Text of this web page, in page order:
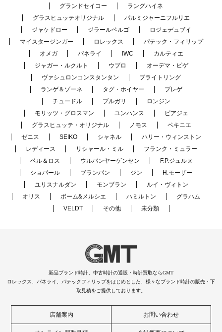
グランドセイコー
ラングハイネ
グラスヒュッテオリジナル
パルミジャーニフルリエ
ジャケドロー
ジラールペルゴ
ロジェデュブイ
マイスタージンガー
ロレックス
パテック・フィリップ
オメガ
パネライ IWC
カルティエ
ジャガー・ルクルト
ウブロ
オーデマ・ピゲ
ヴァシュロンコンスタンタン
ブライトリング
ランゲ＆ゾーネ
タグ・ホイヤー
ブレゲ
チュードル
ブルガリ
ロンジン
モリッツ・グロスマン
ユンハンス
ピアジェ
グラスヒュッテ・オリジナル
ノモス
ペキニエ
ゼニス
SEIKO シャネル
ハリー・ウィンストン
レディース
リシャール・ミル
フランク・ミュラー
ベル＆ロス
ウルバンヤーゲンセン
F.P.ジュルヌ
ショパール
ブランパン ジン
H.モーザー
ユリスナルダン
モンブラン
ルイ・ヴィトン
オリス
ボーム&メルシエ ハミルトン
グラハム
VELDT
その他 未分類
新品ブランド時計、中古時計の通販・時計買取ならGMT
ロレックス、パネライ、パテックフィリップをはじめとした、様々なブランド時計の販売・下
取見積をご提供しております。
店舗案内 お問い合わせ